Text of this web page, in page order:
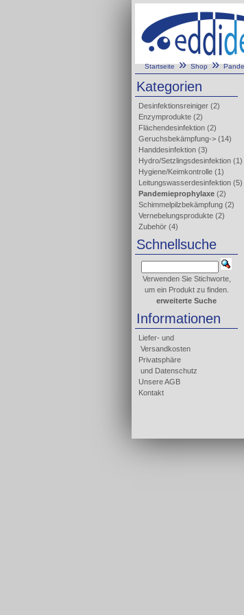
Startseite»Shop»
Kategorien
Desinfektionsreiniger (2)
Enzymprodukte (2)
Flächendesinfektion (2)
Geruchsbekämpfung-> (14)
Handdesinfektion (3)
Hydro/Setzlingsdesinfektion (1)
Hygiene/Keimkontrolle (1)
Leitungswasserdesinfektion (5)
Pandemieprophylaxe (2)
Schimmelpilzbekämpfung (2)
Vernebelungsprodukte (2)
Zubehör (4)
Schnellsuche
Verwenden Sie Stichworte,
um ein Produkt zu finden.
erweiterte Suche
Informationen
Liefer- und
Versandkosten
Privatsphäre
und Datenschutz
Unsere AGB
Kontakt